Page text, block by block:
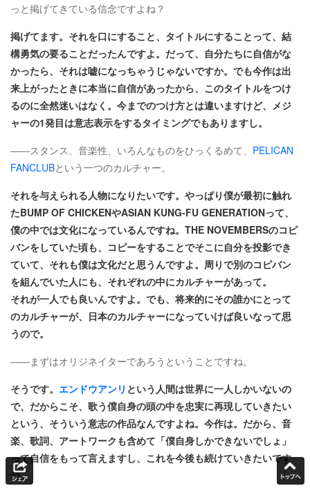
っと掲げてきている信念ですよね？
掲げてます。それを口にすること、タイトルにすることって、結
構勇気の要ることだったんですよ。だって、自分たちに自信がな
かったら、それは嘘になっちゃうじゃないですか。でも今作は出
来上がったときに本当に自信があったから、このタイトルをつけ
るのに全然迷いはなく。今までのつけ方とは違いますけど、メジ
ャーの1発目は意志表示をするタイミングでもありますし。
――スタンス、音楽性、いろんなものをひっくるめて、 PELICAN
FANCLUBという一つのカルチャー。
それを与えられる人物になりたいです。やっぱり僕が最初に触れ
たBUMP OF CHICKENやASIAN KUNG-FU GENERATIONって、
僕の中では文化になっているんですね。THE NOVEMBERSのコピ
バンをしていた頃も、コピーをすることでそこに自分を投影でき
ていて、それも僕は文化だと思うんですよ。周りで別のコピバン
を組んでいた人にも、それぞれの中にカルチャーがあって。
それが一人でも良いんですよ。でも、将来的にその誰かにとって
のカルチャーが、日本のカルチャーになっていけば良いなって思
うので。
――まずはオリジネイターであろうということですね。
そうです。 エンドウアンリ という人間は世界に一人しかいないの
で、だからこそ、歌う僕自身の頭の中を忠実に再現していきたい
という、そういう意志の作品なんですよね。今作は。だから、音
楽、歌詞、アートワークも含めて「僕自身しかできないでしょ」
って自信をもって言えますし、これを今後も続けていきたいです
ね。